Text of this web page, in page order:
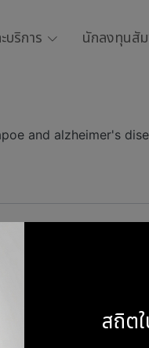
ริการ นักลงทุนสั
and alzheimer's
สถิต